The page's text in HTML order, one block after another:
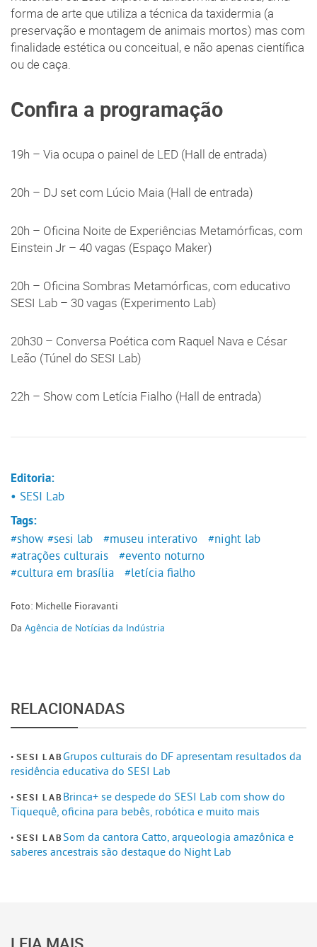
forma de arte que utiliza a técnica da taxidermia (a
preservação e montagem de animais mortos) mas com
finalidade estética ou conceitual, e não apenas científica
ou de caça.
Confira a programação
19h – Via ocupa o painel de LED (Hall de entrada)
20h – DJ set com Lúcio Maia (Hall de entrada)
20h – Oficina Noite de Experiências Metamórficas, com
Einstein Jr – 40 vagas (Espaço Maker)
20h – Oficina Sombras Metamórficas, com educativo
SESI Lab – 30 vagas (Experimento Lab)
20h30 – Conversa Poética com Raquel Nava e César
Leão (Túnel do SESI Lab)
22h – Show com Letícia Fialho (Hall de entrada)
Editoria:
• SESI Lab
Tags:
#show #sesi lab #museu interativo
#night lab
#atrações culturais
#evento noturno
#cultura em brasília
#letícia fialho
Foto: Michelle Fioravanti
Da Agência de Notícias da Indústria
RELACIONADAS
SESI LAB Grupos culturais do DF apresentam resultados da
residência educativa do SESI Lab
SESI LAB Brinca+ se despede do SESI Lab com show do
Tiquequê, oficina para bebês, robótica e muito mais
SESI LAB Som da cantora Catto, arqueologia amazônica e
saberes ancestrais são destaque do Night Lab